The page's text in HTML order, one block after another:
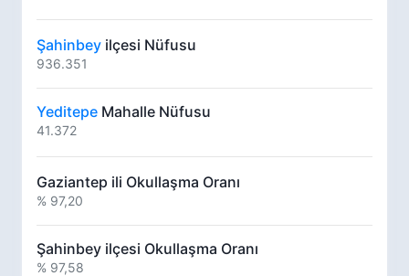
Şahinbey ilçesi Nüfusu
936.351
Yeditepe Mahalle Nüfusu
41.372
Gaziantep ili Okullaşma Oranı
% 97,20
Şahinbey ilçesi Okullaşma Oranı
% 97,58